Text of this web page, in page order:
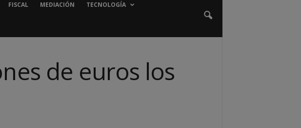
FISCAL MEDIACIÓN TECNOLOGÍA
de euros los